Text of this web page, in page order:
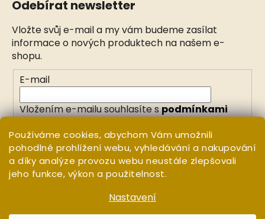
Používáme cookies, abychom Vám umožnili
pohodlné prohlížení webu, vyhledávání a nakupování
a díky analýze provozu webu neustále zlepšovali
jeho funkce, výkon a použitelnost.
Nastavení
Odebírat newsletter
Vložte svůj e-mail a my vám budeme zasílat
informace o nových produktech na našem e-
shopu.
E-mail
Vložením e-mailu souhlasíte spodmínkami
PŘIHLÁSIT SE
Vytvořil Shoptet